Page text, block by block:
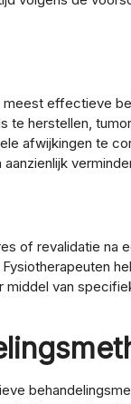
effectieve
te herstellen,
afwijkingen te
of revalidatie na
van